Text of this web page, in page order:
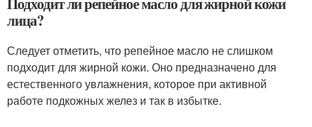
лица?
Следует отметить, что репейное масло не слишком
подходит для жирной кожи. Оно предназначено для
естественного увлажнения, которое при активной
работе подкожных желез и так в избытке.